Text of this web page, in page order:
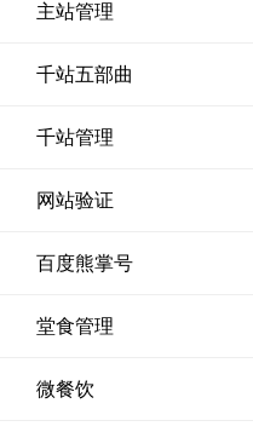
主站管理
千站五部曲
千站管理
网站验证
百度熊掌号
堂食管理
微餐饮